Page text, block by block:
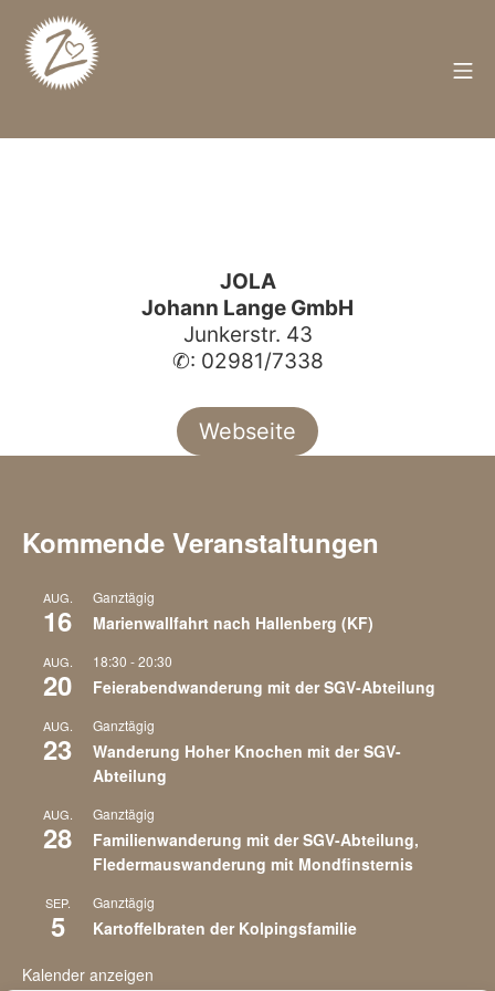
Inhalt
springen
Züschen
JOLA
Johann Lange GmbH
Junkerstr. 43
✆: 02981/7338
Webseite
Kommende Veranstaltungen
AUG.
16
Ganztägig
Marienwallfahrt nach Hallenberg (KF)
AUG.
20
18:30 -20:30
Feierabendwanderung mit der SGV-Abteilung
AUG.
23
Ganztägig
Wanderung Hoher Knochen mit der SGV-
Abteilung
AUG.
28
Ganztägig
Familienwanderung mit der SGV-Abteilung,
Fledermauswanderung mit Mondfinsternis
SEP.
5
Ganztägig
Kartoffelbraten der Kolpingsfamilie
Kalender anzeigen